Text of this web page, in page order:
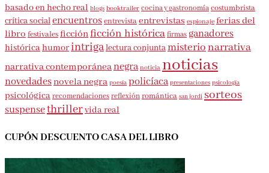
basado en hecho real blogs booktrailer cocina y gastronomíacostumbrista
crítica socialencuentrosentrevistaentrevistas espionaje ferias del
libro festivalesficciónficción histórica firmas ganadores
históricahumorintrigalectura conjuntamisterionarrativa
narrativa contemporáneanegra noticia noticias
novedadesnovela negra poesía policíaca presentaciones psicología
psicológica recomendaciones reflexión romántica san jordi sorteos
suspensethrillervida real
CUPÓN DESCUENTO CASA DEL LIBRO